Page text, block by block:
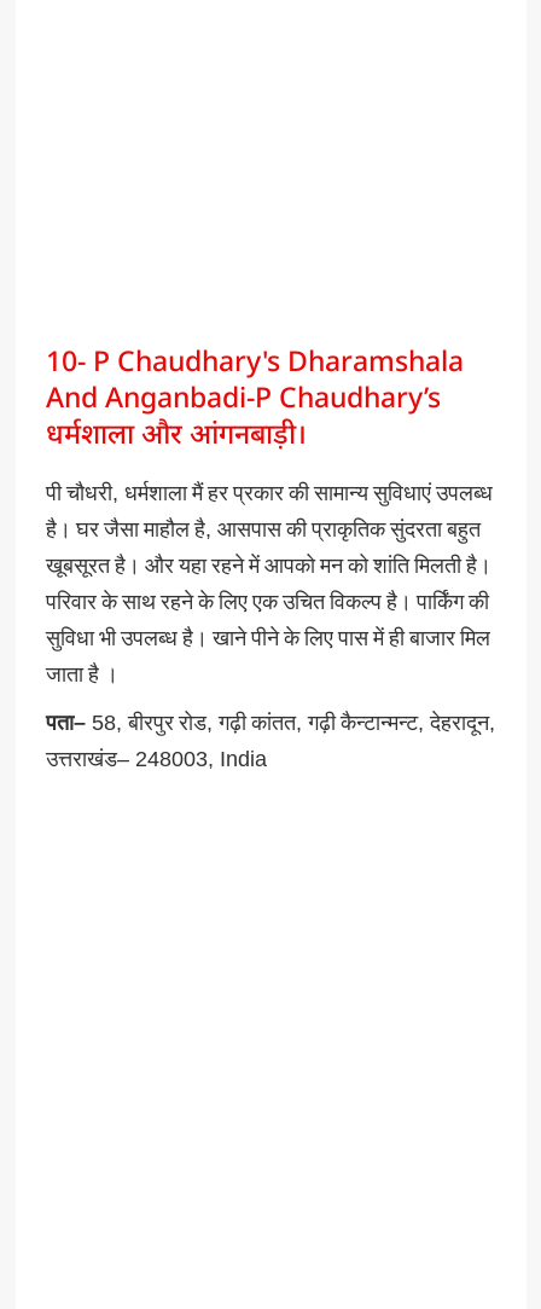
10- P Chaudhary's Dharamshala
And Anganbadi-P Chaudhary’s
धर्मशाला और आंगनबाड़ी।
पी चौधरी, धर्मशाला मैं हर प्रकार की सामान्य सुविधाएं उपलब्ध
है। घर जैसा माहौल है, आसपास की प्राकृतिक सुंदरता बहुत
खूबसूरत है। और यहा रहने में आपको मन को शांति मिलती है।
परिवार के साथ रहने के लिए एक उचित विकल्प है। पार्किंग की
सुविधा भी उपलब्ध है। खाने पीने के लिए पास में ही बाजार मिल
जाता है ।
पता–58,बीरपुर रोड,गढ़ी कांतत,गढ़ी कैन्टान्मन्ट,देहरादून,
उत्तराखंड– 248003, India